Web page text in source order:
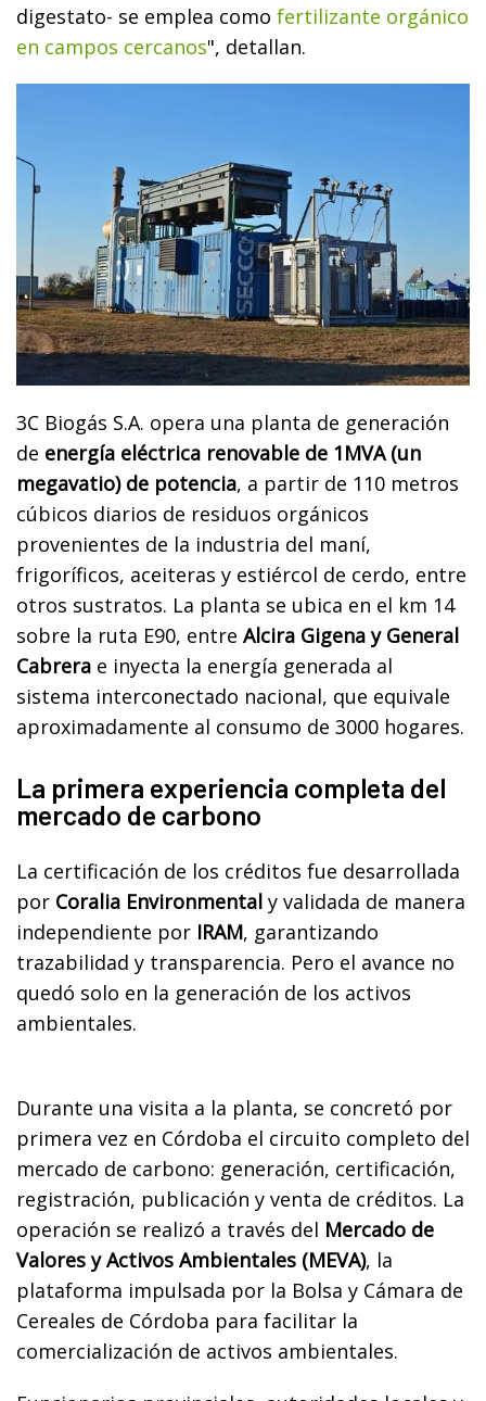
digestato- se emplea como fertilizante orgánico
en campos cercanos", detallan.
3C Biogás S.A. opera una planta de generación
de energía eléctrica renovable de 1MVA (un
megavatio) de potencia, a partir de 110 metros
cúbicos diarios de residuos orgánicos
provenientes de la industria del maní,
frigoríficos, aceiteras y estiércol de cerdo, entre
otros sustratos. La planta se ubica en el km 14
sobre la ruta E90, entre Alcira Gigena y General
Cabrera e inyecta la energía generada al
sistema interconectado nacional, que equivale
aproximadamente al consumo de 3000 hogares.
La primera experiencia completa del
mercado de carbono
La certificación de los créditos fue desarrollada
por Coralia Environmental y validada de manera
independiente por IRAM, garantizando
trazabilidad y transparencia. Pero el avance no
quedó solo en la generación de los activos
ambientales.
Durante una visita a la planta, se concretó por
primera vez en Córdoba el circuito completo del
mercado de carbono: generación, certificación,
registración, publicación y venta de créditos. La
operación se realizó a través del Mercado de
Valores y Activos Ambientales (MEVA), la
plataforma impulsada por la Bolsa y Cámara de
Cereales de Córdoba para facilitar la
comercialización de activos ambientales.